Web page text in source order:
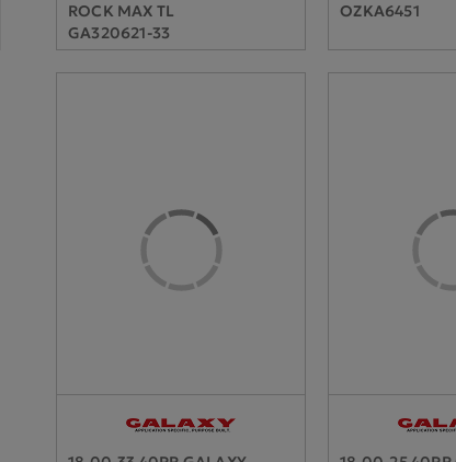
ROCK MAX TL
GA320621-33
OZKA6451